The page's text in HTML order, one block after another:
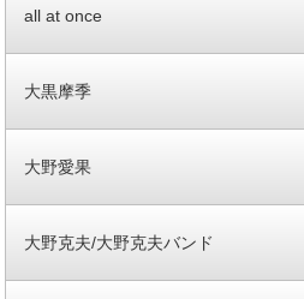
all at once
大黒摩季
大野愛果
大野克夫/大野克夫バンド